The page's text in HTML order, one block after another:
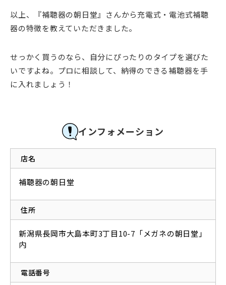
以上、『補聴器の朝日堂』さんから充電式・電池式補聴
器の特徴を教えていただきました。
せっかく買うのなら、自分にぴったりのタイプを選びた
いですよね。プロに相談して、納得のできる補聴器を手
に入れましょう！
インフォメーション
店名
補聴器の朝日堂
住所
新潟県長岡市大島本町3丁目10-7「メガネの朝日堂」
内
電話番号